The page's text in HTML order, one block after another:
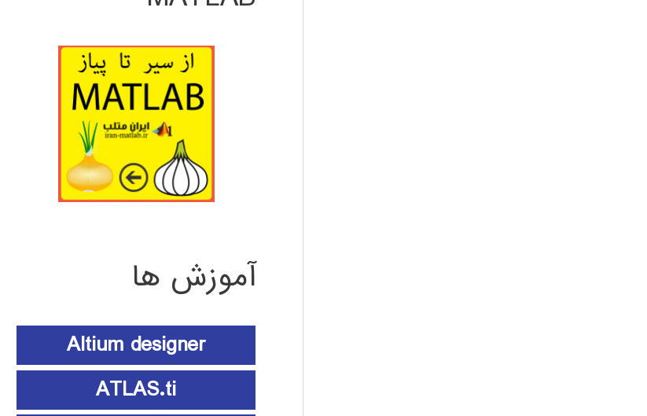
آموزش ها
Altium designer
ATLAS.ti